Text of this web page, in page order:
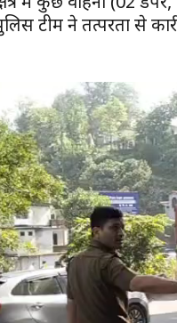
टीम ने तत्परता से